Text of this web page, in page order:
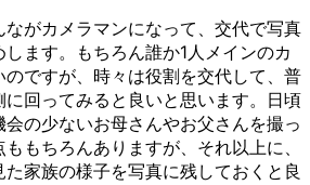
がカメラマンになって、交代で写真
ます。もちろん誰か1人メインのカ
のですが、時々は役割を交代して、普
回ってみると良いと思います。日頃
の少ないお母さんやお父さんを撮っ
もちろんありますが、それ以上に、
家族の様子を写真に残しておくと良